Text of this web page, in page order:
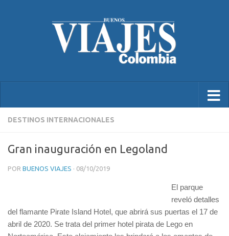
DESTINOS INTERNACIONALES
Gran inauguración en Legoland
POR BUENOS VIAJES · 08/10/2019
El parque
reveló detalles
del flamante Pirate Island Hotel, que abrirá sus puertas el 17 de
abril de 2020. Se trata del primer hotel pirata de Lego en